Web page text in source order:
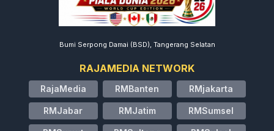
Bumi Serpong Damai (BSD), Tangerang Selatan
RAJAMEDIA NETWORK
RajaMedia RMBanten RMjakarta
RMJabar RMJatim RMSumsel